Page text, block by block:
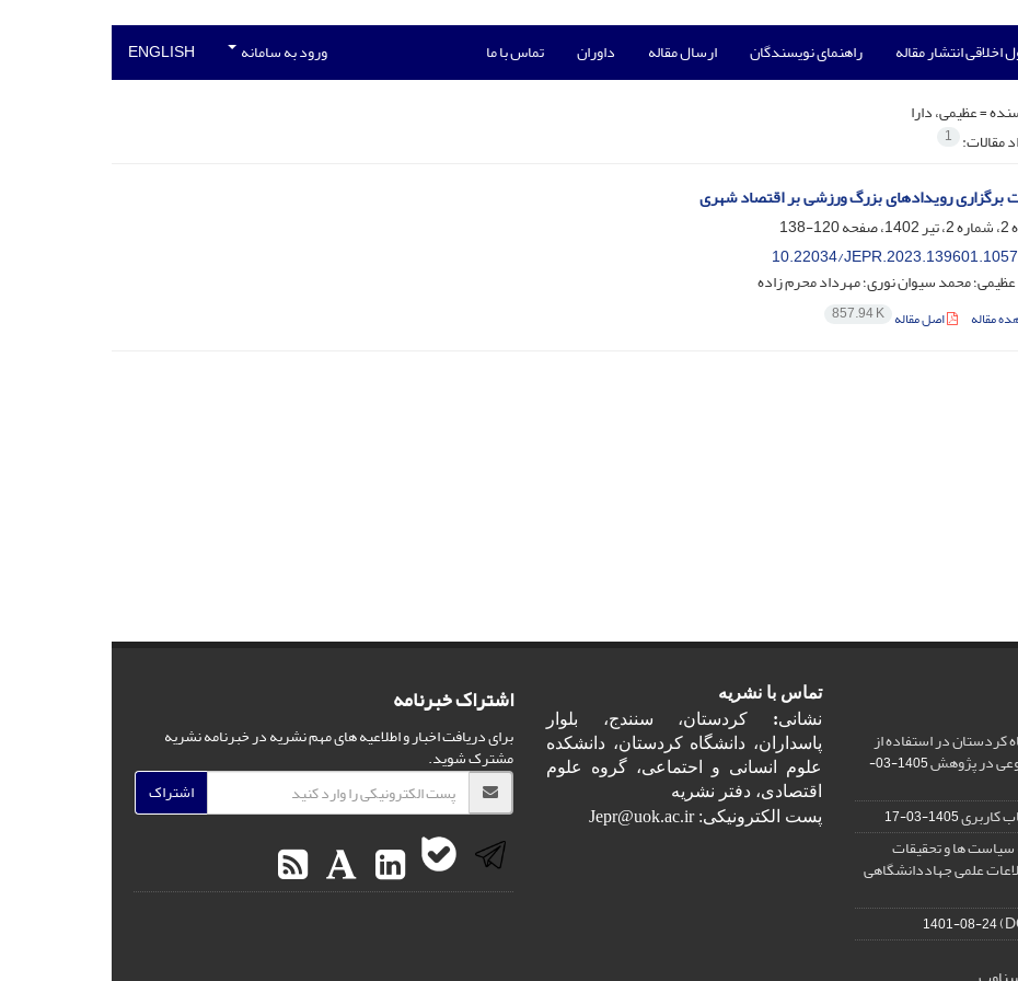
اخلاقی انتشار مقاله راهنمای نویسندگان ارسال مقاله داوران تماس با ما ورود به سامانه ENGLISH
=عظیمی، دارا
مقالات: 1
برگزاری رویدادهای بزرگ ورزشی بر اقتصاد شهری
120-138
10.22034/JEPR.2023.139601.1057
عظیمی؛ محمد سیوان نوری؛ مهرداد محرم زاده
مقاله اصل مقاله 857.94 K
کردستان در استفاده از
در پژوهش
1405-03-
کاربری1405-03-17
سیاست ها و تحقیقات
علمی جهاددانشگاهی
1401-08-24
تماس با نشریه
نشانی: کردستان، سنندج، بلوار
پاسداران، دانشگاه کردستان، دانشکده
علوم انسانی و احتماعی، گروه علوم
اقتصادی، دفتر نشریه
پست الکترونیکی: Jepr@uok.ac.ir
اشتراک خبرنامه
برای دریافت اخبار و اطلاعیه های مهم نشریه در خبرنامه نشریه
مشترک شوید.
اشتراک